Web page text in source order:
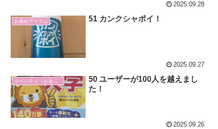
2025.09.28
お薦めアイテム 51 カンクシャポイ！
2025.09.27
リベシティ（お金の勉強）
50 ユーザーが100人を越えまし
た！
2025.09.26